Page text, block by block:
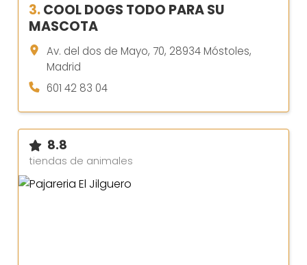
3.COOL DOGS TODO PARA SU
MASCOTA
Av. del dos de Mayo, 70, 28934 Móstoles,
Madrid
601 42 83 04
8.8
tiendas de animales